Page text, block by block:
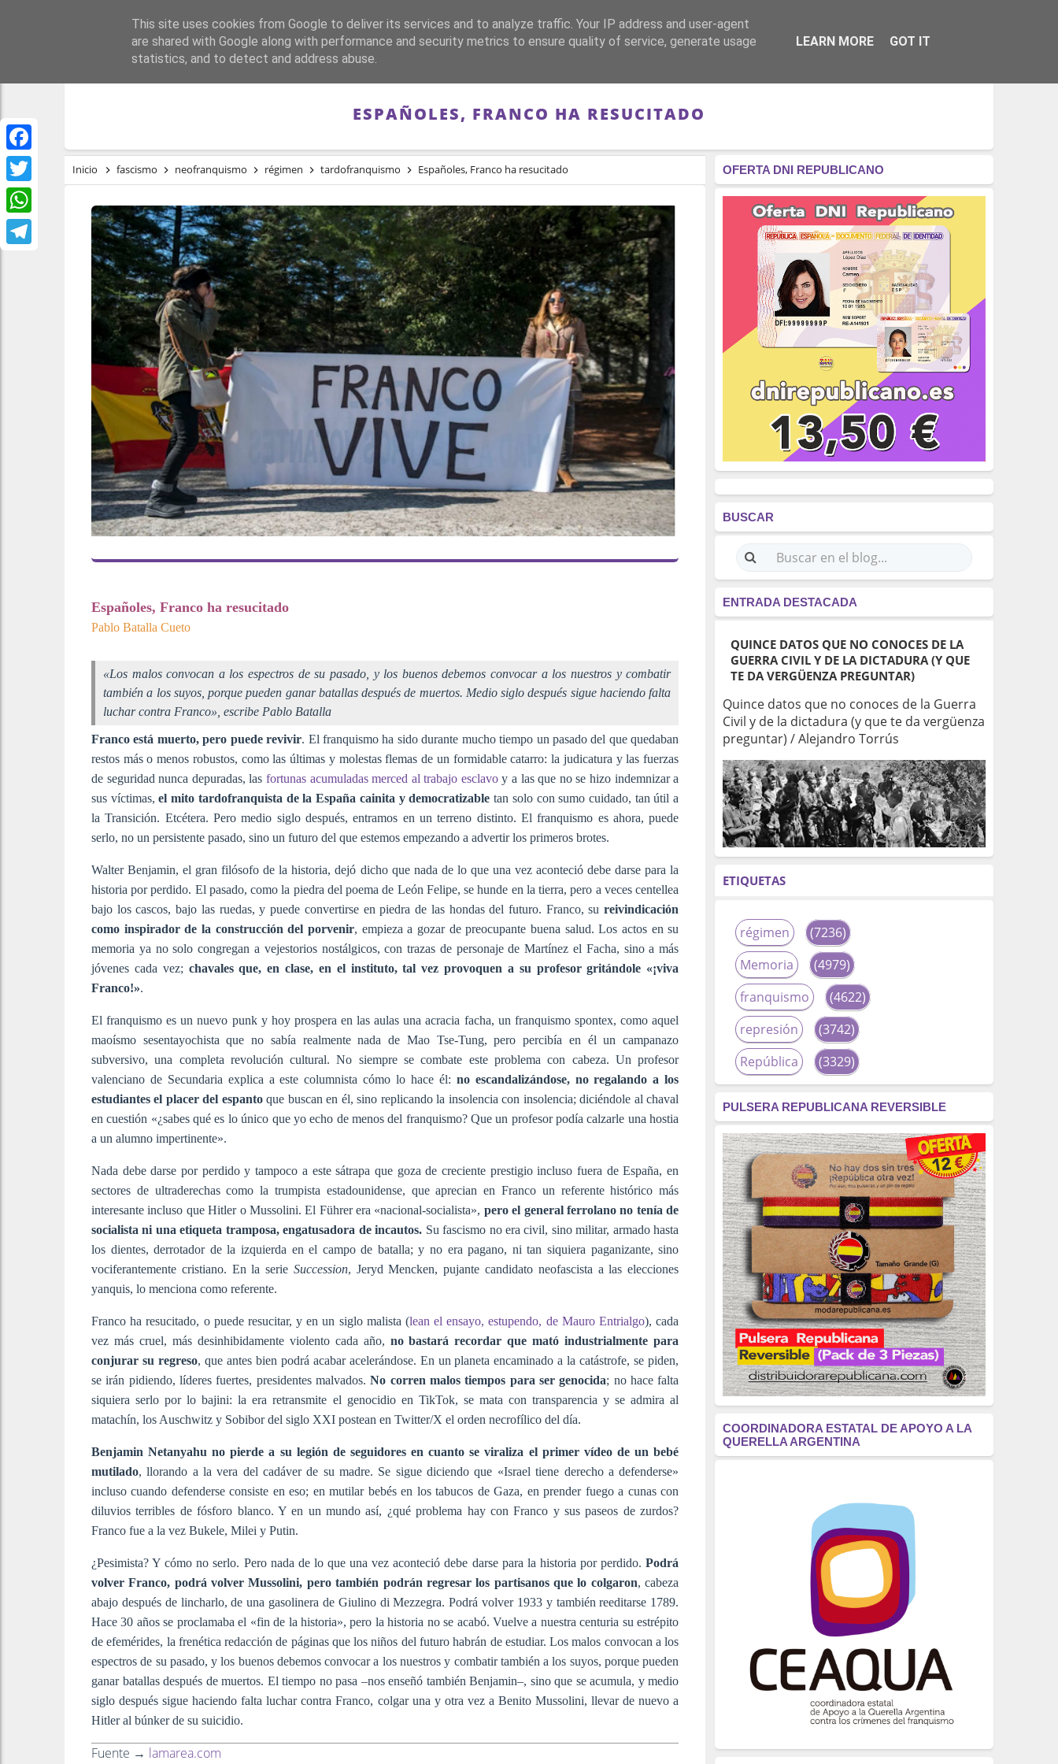
Facebook
Twitter
WhatsApp
PORTADA REPÚBLICA FRANQUISMO GUERRA DE ESPAÑA MEMORIA RÉGIMEN - MONARQUÍA
ESPAÑOLES, FRANCO HA RESUCITADO
Inicio fascismo neofranquismo régimen tardofranquismo Españoles, Franco ha resucitado
Españoles, Franco ha resucitado
Pablo Batalla Cueto
«Los malos convocan a los espectros de su pasado, y los buenos debemos convocar a los nuestros y combatir
también a los suyos, porque pueden ganar batallas después de muertos. Medio siglo después sigue haciendo falta
luchar contra Franco», escribe Pablo Batalla
Franco está muerto, pero puede revivir. El franquismo ha sido durante mucho tiempo un pasado del que quedaban
restos más o menos robustos, como las últimas y molestas flemas de un formidable catarro: la judicatura y las fuerzas
de seguridad nunca depuradas, las fortunas acumuladas merced al trabajo esclavoy a las que no se hizo indemnizar a
sus víctimas,el mito tardofranquista de la España cainita y democratizable tan solo con sumo cuidado, tan útil a
la Transición. Etcétera. Pero medio siglo después, entramos en un terreno distinto. El franquismo es ahora, puede
serlo, no un persistente pasado, sino un futuro del que estemos empezando a advertir los primeros brotes.
Walter Benjamin, el gran filósofo de la historia, dejó dicho que nada de lo que una vez aconteció debe darse para la
historia por perdido. El pasado, como la piedra del poema de León Felipe, se hunde en la tierra, pero a veces centellea
bajo los cascos, bajo las ruedas, y puede convertirse en piedra de las hondas del futuro. Franco, sureivindicación
como inspirador de la construcción del porvenir, empieza a gozar de preocupante buena salud. Los actos en su
memoria ya no solo congregan a vejestorios nostálgicos, con trazas de personaje de Martínez el Facha, sino a más
jóvenes cada vez; chavales que, en clase, en el instituto, tal vez provoquen a su profesor gritándole «¡viva
Franco!».
El franquismo es un nuevo punk y hoy prospera en las aulas una acracia facha, un franquismo spontex, como aquel
maoísmo sesentayochista que no sabía realmente nada de Mao Tse-Tung, pero percibía en él un campanazo
subversivo, una completa revolución cultural. No siempre se combate este problema con cabeza. Un profesor
valenciano de Secundaria explica a este columnista cómo lo hace él: no escandalizándose, no regalando a los
estudiantes el placer del espantoque buscan en él, sino replicando la insolencia con insolencia; diciéndole al chaval
en cuestión «¿sabes qué es lo único que yo echo de menos del franquismo? Que un profesor podía calzarle una hostia
a un alumno impertinente».
Nada debe darse por perdido y tampoco a este sátrapa que goza de creciente prestigio incluso fuera de España, en
sectores de ultraderechas como la trumpista estadounidense, que aprecian en Franco un referente histórico más
interesante incluso que Hitler o Mussolini. El Führer era «nacional-socialista», pero el general ferrolano no tenía de
socialista ni una etiqueta tramposa, engatusadora de incautos. Su fascismo no era civil, sino militar, armado hasta
los dientes, derrotador de la izquierda en el campo de batalla; y no era pagano, ni tan siquiera paganizante, sino
vociferantemente cristiano. En la serie Succession, Jeryd Mencken, pujante candidato neofascista a las elecciones
yanquis, lo menciona como referente.
Franco ha resucitado, o puede resucitar, y en un siglo malista (lean el ensayo, estupendo, de Mauro Entrialgo), cada
vez más cruel, más desinhibidamente violento cada año, no bastará recordar que mató industrialmente para
conjurar su regreso, que antes bien podrá acabar acelerándose. En un planeta encaminado a la catástrofe, se piden,
se irán pidiendo, líderes fuertes, presidentes malvados.No corren malos tiempos para ser genocida; no hace falta
siquiera serlo por lo bajini: la era retransmite el genocidio en TikTok, se mata con transparencia y se admira al
matachín, los Auschwitz y Sobibor del siglo XXI postean en Twitter/X el orden necrofílico del día.
Benjamin Netanyahu no pierde a su legión de seguidores en cuanto se viraliza el primer vídeo de un bebé
mutilado, llorando a la vera del cadáver de su madre. Se sigue diciendo que «Israel tiene derecho a defenderse»
incluso cuando defenderse consiste en eso; en mutilar bebés en los tabucos de Gaza, en prender fuego a cunas con
diluvios terribles de fósforo blanco. Y en un mundo así, ¿qué problema hay con Franco y sus paseos de zurdos?
Franco fue a la vez Bukele, Milei y Putin.
¿Pesimista? Y cómo no serlo. Pero nada de lo que una vez aconteció debe darse para la historia por perdido.Podrá
volver Franco, podrá volver Mussolini, pero también podrán regresar los partisanos que lo colgaron, cabeza
abajo después de lincharlo, de una gasolinera de Giulino di Mezzegra. Podrá volver 1933 y también reeditarse 1789.
Hace 30 años se proclamaba el «fin de la historia», pero la historia no se acabó. Vuelve a nuestra centuria su estrépito
de efemérides, la frenética redacción de páginas que los niños del futuro habrán de estudiar. Los malos convocan a los
espectros de su pasado, y los buenos debemos convocar a los nuestros y combatir también a los suyos, porque pueden
ganar batallas después de muertos. El tiempo no pasa –nos enseñó también Benjamin–, sino que se acumula, y medio
siglo después sigue haciendo falta luchar contra Franco, colgar una y otra vez a Benito Mussolini, llevar de nuevo a
Hitler al búnker de su suicidio.
Fuente → lamarea.com
OFERTA DNI REPUBLICANO
BUSCAR
ENTRADA DESTACADA
QUINCE DATOS QUE NO CONOCES DE LA
GUERRA CIVIL Y DE LA DICTADURA (Y QUE
TE DA VERGÜENZA PREGUNTAR)
Quince datos que no conoces de la Guerra
Civil y de la dictadura (y que te da vergüenza
preguntar) / Alejandro Torrús
ETIQUETAS
régimen
(7236)
Memoria
(4979)
franquismo
(4622)
represión
(3742)
República
(3329)
fascismo
(2677)
tardofranquismo
(2320)
Actualidad
(2319)
monarquía
(2253)
borbones
(2176)
Cultura
(2163)
Guerra
(1674)
genocidio
(1234)
mujer
(1070)
Eventos
(914)
Crímenes del franquismo
(721)
(699)
(607)
neofranquismo
(567)
Justicia Universal
Derechos Humanos
(522)
Nacionalcatolicismo
(514)
PULSERA REPUBLICANA REVERSIBLE
COORDINADORA ESTATAL DE APOYO A LA
QUERELLA ARGENTINA
This site uses cookies from Google to deliver its services and to analyze traffic. Your IP address and user-agent
are shared with Google along with performance and security metrics to ensure quality of service, generate usage
statistics, and to detect and address abuse.
LEARN MORE GOT IT